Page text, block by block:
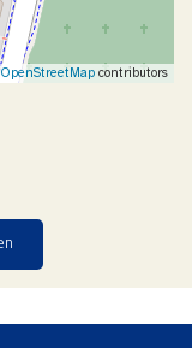
OpenStreetMap contributors